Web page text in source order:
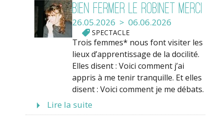
Bien Fermer Le Robinet Merci
26.05.2026 > 06.06.2026
SPECTACLE
Trois femmes* nous font visiter les
lieux d’apprentissage de la docilité.
Elles disent : Voici comment j’ai
appris à me tenir tranquille. Et elles
disent : Voici comment je me débats.
Lire la suite